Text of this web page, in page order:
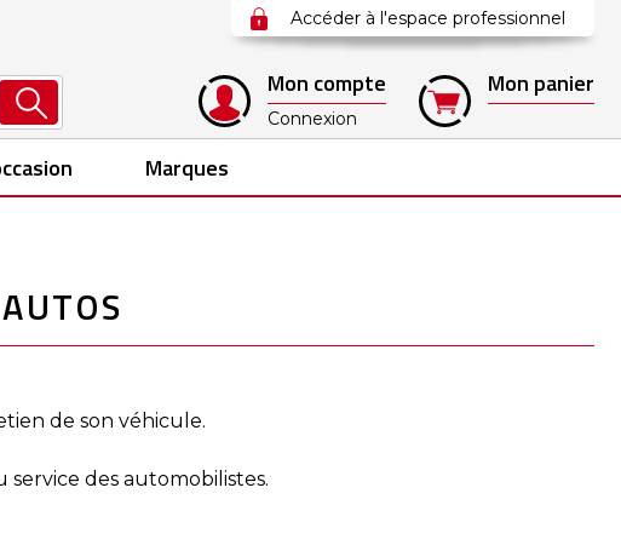
Accéder à l'espace professionnel
Mon compte
Connexion
Mon panier
Marques
de son véhicule.
des automobilistes.